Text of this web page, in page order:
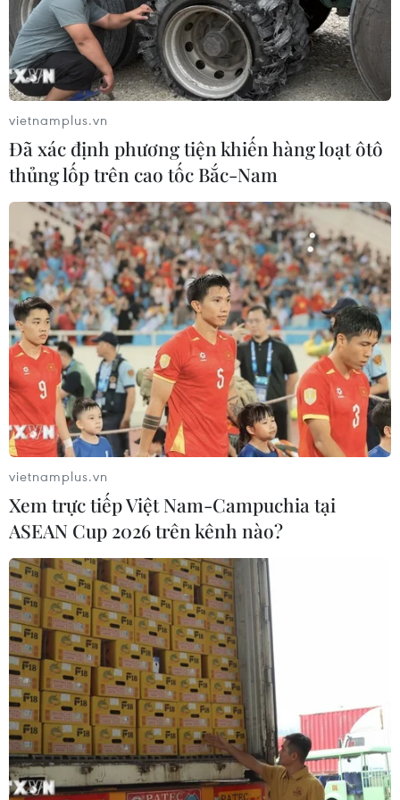
Mỹ đang 'sợ' những thách thức mới từ
Trung Quốc?
06/07/2020 04:12
Sự trỗi dậy của Trung Quốc là mối đe dọa tiềm tàng đối
với sự bá chủ của Mỹ trên thế giới, nhất là trong bối
cảnh Bắc Kinh không ngừng tìm cách đánh bật Mỹ khỏi
các khu vực lân cận và châu Á.
Đức chi hơn 1 tỉ USD cho hoạt động đồn
trú của quân đội Mỹ
06/07/2020 23:23
vietnamplus.vn
Đã xác định phương tiện khiến hàng loạt ôtô
thủng lốp trên cao tốc Bắc-Nam
vietnamplus.vn
Xem trực tiếp Việt Nam-Campuchia tại
ASEAN Cup 2026 trên kênh nào?